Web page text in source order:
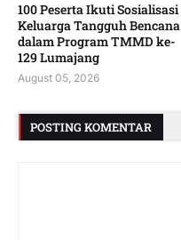
100 Peserta Ikuti Sosialisasi
Keluarga Tangguh Bencana
dalam Program TMMD ke-
129 Lumajang
August 05, 2026
POSTING KOMENTAR